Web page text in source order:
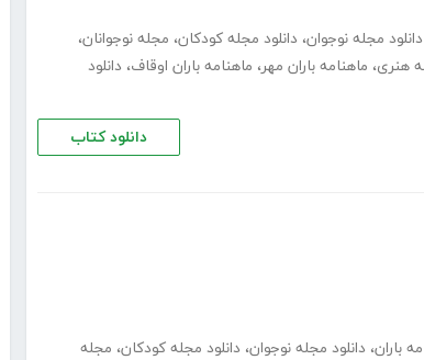
دانلود مجله نوجوان، دانلود مجله کودکان، مجله نوجوانان،
هنری، ماهنامه باران مهر، ماهنامه باران اوقاف، دانلود
دانلود کتاب
باران، دانلود مجله نوجوان، دانلود مجله کودکان، مجله